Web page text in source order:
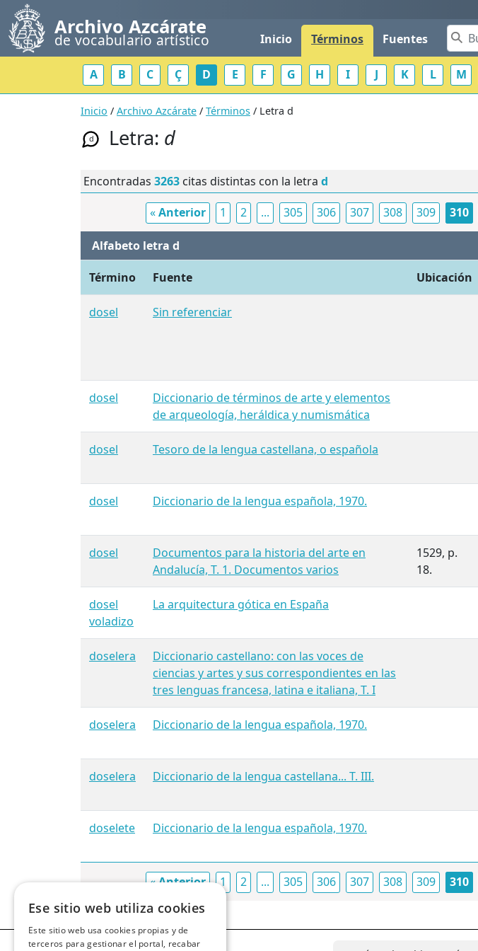
Archivo Azcárate
de vocabulario artístico Inicio Términos Fuentes
A B C Ç D E F G H I J K L M
Inicio / Archivo Azcárate / Términos / Letra d
d Letra: d
Encontradas 3263 citas distintas con la letra d
«Anterior 1 2 ... 305 306 307 308 309 310
Alfabeto letra d
Término Fuente Ubicación
dosel Sin referenciar
dosel
Diccionario de términos de arte y elementos
de arqueología, heráldica y numismática
dosel Tesoro de la lengua castellana, o española
dosel Diccionario de la lengua española, 1970.
dosel
Documentos para la historia del arte en
Andalucía, T. 1. Documentos varios
1529, p.
18.
dosel
voladizo
La arquitectura gótica en España
doselera
Diccionario castellano: con las voces de
ciencias y artes y sus correspondientes en las
tres lenguas francesa, latina e italiana, T. I
doselera Diccionario de la lengua española, 1970.
doselera Diccionario de la lengua castellana... T. III.
doselete Diccionario de la lengua española, 1970.
«Anterior 1 2 ... 305 306 307 308 309 310
Ese sitio web utiliza cookies
Este sitio web usa cookies propias y de
terceros para gestionar el portal, recabar